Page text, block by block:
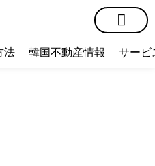
法 韓国不動産情報 サービ